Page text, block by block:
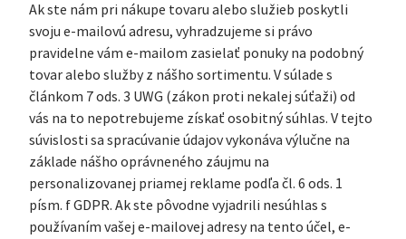
Ak ste nám pri nákupe tovaru alebo služieb poskytli
svoju e-mailovú adresu, vyhradzujeme si právo
pravidelne vám e-mailom zasielať ponuky na podobný
tovar alebo služby z nášho sortimentu. V súlade s
článkom 7 ods. 3 UWG (zákon proti nekalej súťaži) od
vás na to nepotrebujeme získať osobitný súhlas. V tejto
súvislosti sa spracúvanie údajov vykonáva výlučne na
základe nášho oprávneného záujmu na
personalizovanej priamej reklame podľa čl. 6 ods. 1
písm. f GDPR. Ak ste pôvodne vyjadrili nesúhlas s
používaním vašej e-mailovej adresy na tento účel, e-